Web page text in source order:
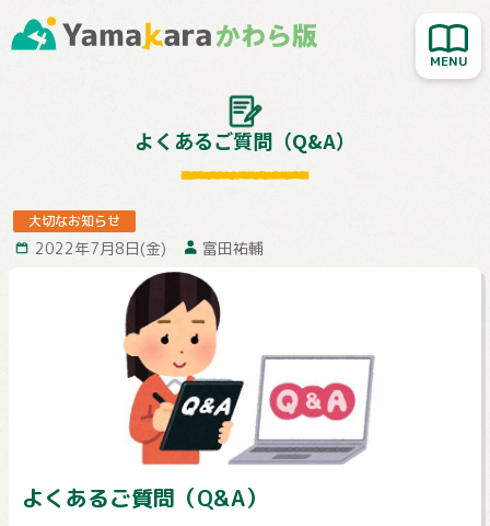
新着記事を読む
Yamakara登山教室
行ってきました！
お客様レポート
Yamakaraサイト
お問い合わせ
よくあるご質問（Q&A）
大切なお知らせ
2022年7月8日(金) 富田祐輔
よくあるご質問（Q&A）